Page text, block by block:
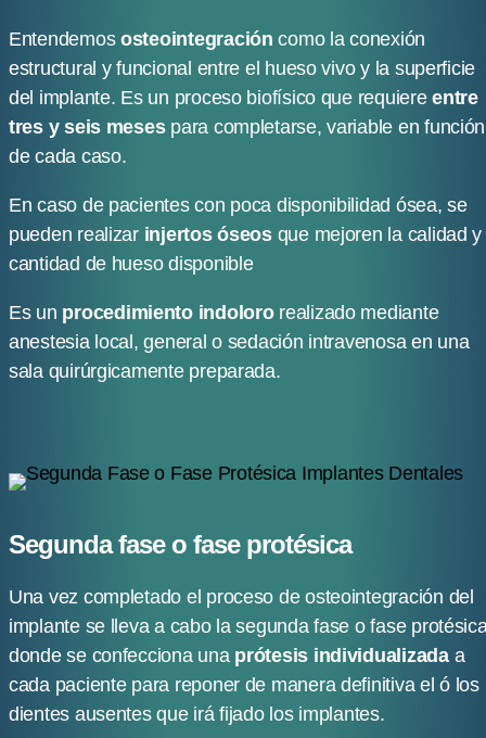
Entendemos osteointegración como la conexión
estructural y funcional entre el hueso vivo y la superficie
del implante. Es un proceso biofísico que requiere entre
tres y seis meses para completarse, variable en función
de cada caso.
En caso de pacientes con poca disponibilidad ósea, se
pueden realizarinjertos óseosque mejoren la calidad y
cantidad de hueso disponible
Es un procedimiento indolororealizado mediante
anestesia local, general o sedación intravenosa en una
sala quirúrgicamente preparada.
Segunda fase o fase protésica
Una vez completado el proceso de osteointegración del
implante se lleva a cabo la segunda fase o fase
donde se confecciona una prótesis individualizada a
cada paciente para reponer de manera definitiva el ó los
dientes ausentes que irá fijado los implantes.